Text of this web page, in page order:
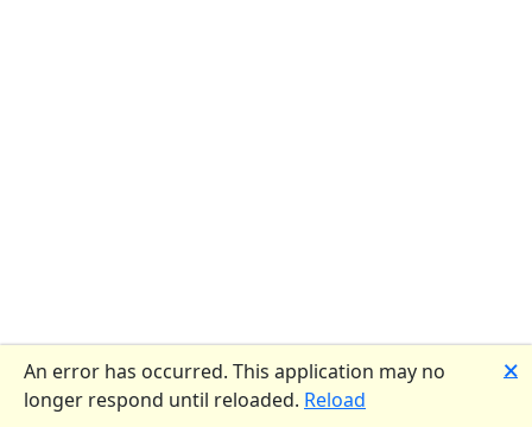
An error has occurred. This application may no
longer respond until reloaded. Reload
🗙